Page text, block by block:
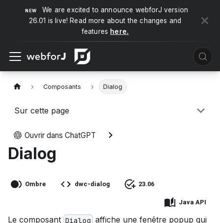
We are excited to announce webforJ version
26.01 is live! Read more about the changes and
features here.
Composants Dialog
Sur cette page
Dialog
Ouvrir dans ChatGPT
Ombre dwc-dialog 23.06
Java API
Le composant Dialog affiche une fenêtre popup qui